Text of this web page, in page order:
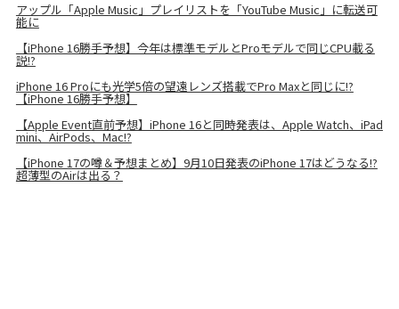
アップル「Apple Music」プレイリストを「YouTube Music」に転送可
能に
【iPhone 16勝手予想】今年は標準モデルとProモデルで同じCPU載る
説!?
iPhone 16 Proにも光学5倍の望遠レンズ搭載でPro Maxと同じに!?
【iPhone 16勝手予想】
【Apple Event直前予想】iPhone 16と同時発表は、Apple Watch、iPad
mini、AirPods、Mac!?
【iPhone 17の噂＆予想まとめ】9月10日発表のiPhone 17はどうなる!?
超薄型のAirは出る？